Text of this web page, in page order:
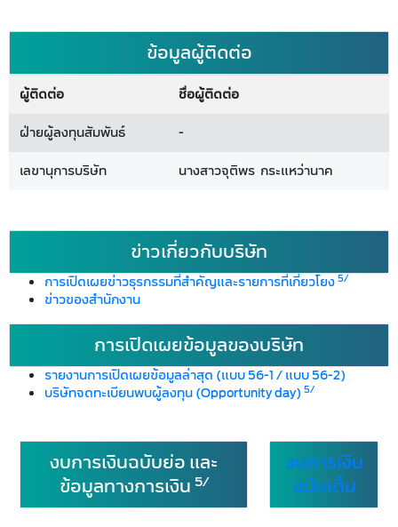
ข้อมูลผู้ติดต่อ
ผู้ติดต่อ
ชื่อผู้ติดต่อ
ฝ่ายผู้ลงทุนสัมพันธ์
-
เลขานุการบริษัท
นางสาวจุติพร กระแหว่านาค
ข่าวเกี่ยวกับบริษัท
การเปิดเผยข่าวธุรกรรมที่สำคัญและรายการที่เกี่ยวโยง5/
ข่าวของสำนักงาน
การเปิดเผยข้อมูลของบริษัท
รายงานการเปิดเผยข้อมูลล่าสุด (แบบ 56-1 / แบบ 56-2)
บริษัทจดทะเบียนพบผู้ลงทุน (Opportunity day) 5/
งบการเงินฉบับย่อ และ
ข้อมูลทางการเงิน 5/
งบการเงิน
ฉบับเต็ม